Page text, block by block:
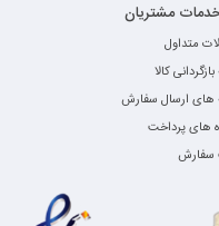
مشتریان
متداول
کالا
های ارسال سفارش
های پرداخت
سفارش